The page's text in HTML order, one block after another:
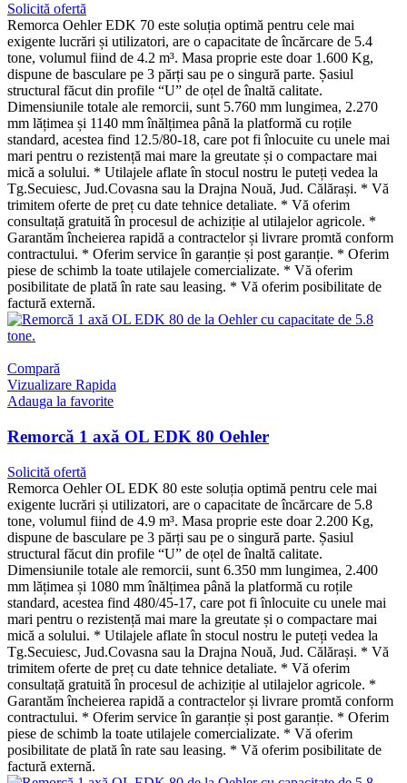
Solicită ofertă
Remorca Oehler EDK 70 este soluția optimă pentru cele mai
exigente lucrări și utilizatori, are o capacitate de încărcare de 5.4
tone, volumul fiind de 4.2 m³. Masa proprie este doar 1.600 Kg,
dispune de basculare pe 3 părți sau pe o singură parte. Șasiul
structural făcut din profile “U” de oțel de înaltă calitate.
Dimensiunile totale ale remorcii, sunt 5.760 mm lungimea, 2.270
mm lățimea și 1140 mm înălțimea până la platformă cu roțile
standard, acestea find 12.5/80-18, care pot fi înlocuite cu unele mai
mari pentru o rezistență mai mare la greutate și o compactare mai
mică a solului. * Utilajele aflate în stocul nostru le puteți vedea la
Tg.Secuiesc, Jud.Covasna sau la Drajna Nouă, Jud. Călărași. * Vă
trimitem oferte de preț cu date tehnice detaliate. * Vă oferim
consultață gratuită în procesul de achiziție al utilajelor agricole. *
Garantăm încheierea rapidă a contractelor și livrare promtă conform
contractului. * Oferim service în garanție și post garanție. * Oferim
piese de schimb la toate utilajele comercializate. * Vă oferim
posibilitate de plată în rate sau leasing. * Vă oferim posibilitate de
factură externă.
Compară
Vizualizare Rapida
Adauga la favorite
Remorcă 1 axă OL EDK 80 Oehler
Solicită ofertă
Remorca Oehler OL EDK 80 este soluția optimă pentru cele mai
exigente lucrări și utilizatori, are o capacitate de încărcare de 5.8
tone, volumul fiind de 4.9 m³. Masa proprie este doar 2.200 Kg,
dispune de basculare pe 3 părți sau pe o singură parte. Șasiul
structural făcut din profile “U” de oțel de înaltă calitate.
Dimensiunile totale ale remorcii, sunt 6.350 mm lungimea, 2.400
mm lățimea și 1080 mm înălțimea până la platformă cu roțile
standard, acestea find 480/45-17, care pot fi înlocuite cu unele mai
mari pentru o rezistență mai mare la greutate și o compactare mai
mică a solului. * Utilajele aflate în stocul nostru le puteți vedea la
Tg.Secuiesc, Jud.Covasna sau la Drajna Nouă, Jud. Călărași. * Vă
trimitem oferte de preț cu date tehnice detaliate. * Vă oferim
consultață gratuită în procesul de achiziție al utilajelor agricole. *
Garantăm încheierea rapidă a contractelor și livrare promtă conform
contractului. * Oferim service în garanție și post garanție. * Oferim
piese de schimb la toate utilajele comercializate. * Vă oferim
posibilitate de plată în rate sau leasing. * Vă oferim posibilitate de
factură externă.